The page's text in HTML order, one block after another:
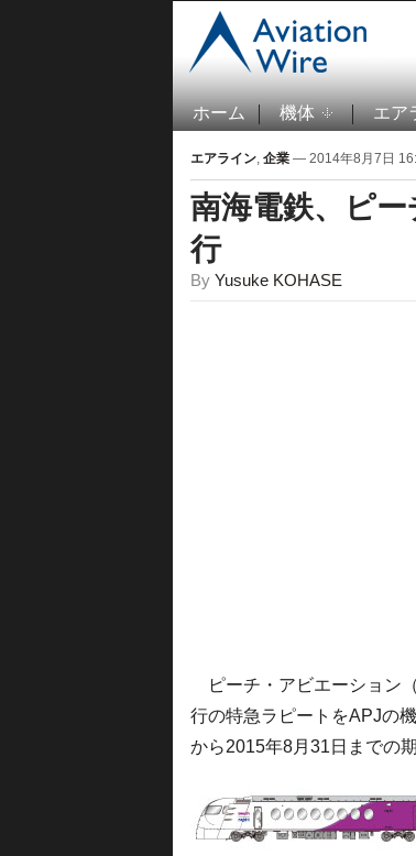
ホーム 機体 エア
エアライン, 企業 — 2014年8月7日
南海電鉄、ピ
行
By Yusuke KOHASE
ピーチ・アビエーション
行の特急ラピートをAPJの
から2015年8月31日までの期